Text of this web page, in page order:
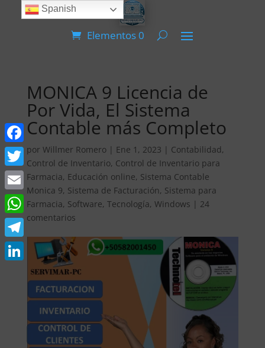
Elementos 0
MONICA 9 Licencia de
Por Vida, El Sistema
Contable más Completo
por Willmer Romero| Ene 1, 2023 | Contabilidad,
Control de Inventario, Control de Inventario para
Farmacia, Educación online, Sistema Contable
Monica 9, Sistema de Facturación, Sistema para
Farmacia, Software, Tecnología, Windows | 24
comentarios
Facebook
Twitter
Email
WhatsApp
Telegram
LinkedIn
Spanish